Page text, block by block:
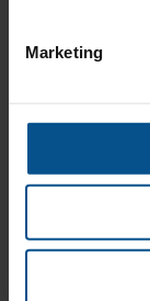
Marketing